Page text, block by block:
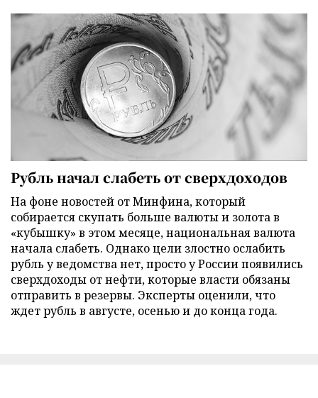
Рубль начал слабеть от сверхдоходов
На фоне новостей от Минфина, который
собирается скупать больше валюты и золота в
«кубышку» в этом месяце, национальная валюта
начала слабеть. Однако цели злостно ослабить
рубль у ведомства нет, просто у России появились
сверхдоходы от нефти, которые власти обязаны
отправить в резервы. Эксперты оценили, что
ждет рубль в августе, осенью и до конца года.